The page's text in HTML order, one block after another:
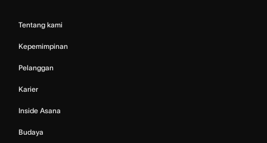
Tentang kami
Kepemimpinan
Pelanggan
Karier
Inside Asana
Budaya